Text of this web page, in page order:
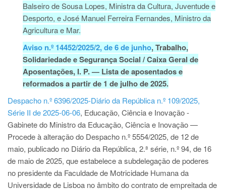
Balseiro de Sousa Lopes, Ministra da Cultura, Juventude e
Desporto, e José Manuel Ferreira Fernandes, Ministro da
Agricultura e Mar.
Aviso n.º 14452/2025/2, de 6 de junho, Trabalho,
Solidariedade e Segurança Social / Caixa Geral de
Aposentações, I. P. — Lista de aposentados e
reformados a partir de 1 de julho de 2025.
Despacho n.º 6396/2025-Diário da República n.º 109/2025,
Série II de 2025-06-06, Educação, Ciência e Inovação -
Gabinete do Ministro da Educação, Ciência e Inovação —
Procede à alteração do Despacho n.º 5554/2025, de 12 de
maio, publicado no Diário da República, 2.ª série, n.º 94, de 16
de maio de 2025, que estabelece a subdelegação de poderes
no presidente da Faculdade de Motricidade Humana da
Universidade de Lisboa no âmbito do contrato de empreitada de